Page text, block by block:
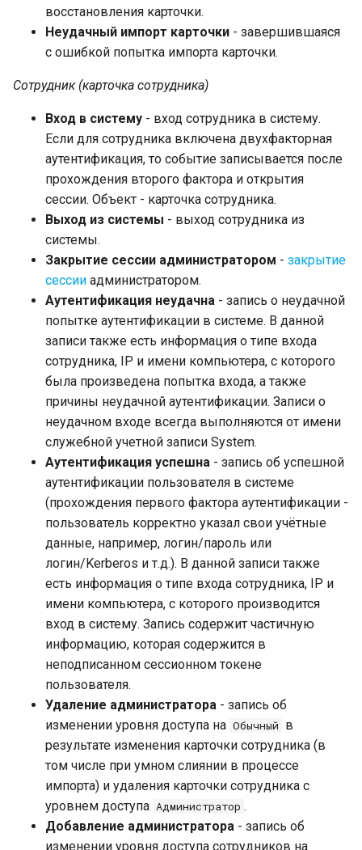
восстановления карточки.
Неудачный импорт карточки - завершившаяся
с ошибкой попытка импорта карточки.
Сотрудник (карточка сотрудника)
Вход в систему - вход сотрудника в систему.
Если для сотрудника включена двухфакторная
аутентификация, то событие записывается после
прохождения второго фактора и открытия
сессии. Объект - карточка сотрудника.
Выход из системы - выход сотрудника из
системы.
Закрытие сессии администратором - закрытие
сессии администратором.
Аутентификация неудачна - запись о неудачной
попытке аутентификации в системе. В данной
записи также есть информация о типе входа
сотрудника, IP и имени компьютера, с которого
была произведена попытка входа, а также
причины неудачной аутентификации. Записи о
неудачном входе всегда выполняются от имени
служебной учетной записи System.
Аутентификация успешна - запись об успешной
аутентификации пользователя в системе
(прохождения первого фактора аутентификации -
пользователь корректно указал свои учётные
данные, например, логин/пароль или
логин/Kerberos и т.д.). В данной записи также
есть информация о типе входа сотрудника, IP и
имени компьютера, с которого производится
вход в систему. Запись содержит частичную
информацию, которая содержится в
неподписанном сессионном токене
пользователя.
Удаление администратора - запись об
изменении уровня доступа на Обычный в
результате изменения карточки сотрудника (в
том числе при умном слиянии в процессе
импорта) и удаления карточки сотрудника с
уровнем доступа Администратор .
Добавление администратора - запись об
изменении уровня доступа сотрудников на